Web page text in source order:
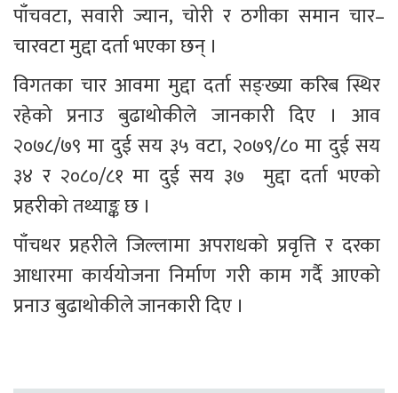
पाँचवटा, सवारी ज्यान, चोरी र ठगीका समान चार–
चारवटा मुद्दा दर्ता भएका छन् ।
विगतका चार आवमा मुद्दा दर्ता सङ्ख्या करिब स्थिर
रहेको प्रनाउ बुढाथोकीले जानकारी दिए । आव
२०७८/७९ मा दुई सय ३५ वटा, २०७९/८० मा दुई सय
३४ र २०८०/८१ मा दुई सय ३७  मुद्दा दर्ता भएको
प्रहरीको तथ्याङ्क छ ।
पाँचथर प्रहरीले जिल्लामा अपराधको प्रवृत्ति र दरका
आधारमा कार्ययोजना निर्माण गरी काम गर्दै आएको
प्रनाउ बुढाथोकीले जानकारी दिए ।